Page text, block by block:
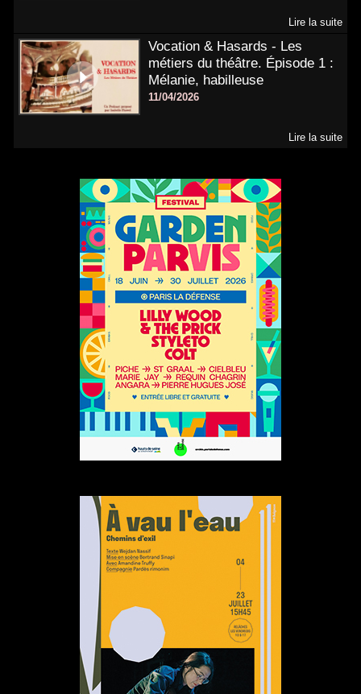
Lire la suite
Vocation & Hasards - Les
métiers du théâtre. Épisode 1 :
Mélanie, habilleuse
11/04/2026
Lire la suite